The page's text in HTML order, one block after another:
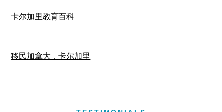
卡尔加里教育百科
移民加拿大，卡尔加里